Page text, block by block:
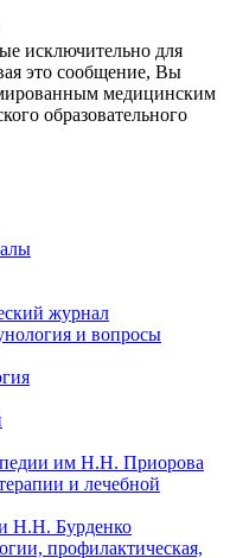
исключительно для
это сообщение, Вы
медицинским
образовательного
журнал
и вопросы
им Н.Н. Приорова
и лечебной
Н.Н. Бурденко
профилактическая,